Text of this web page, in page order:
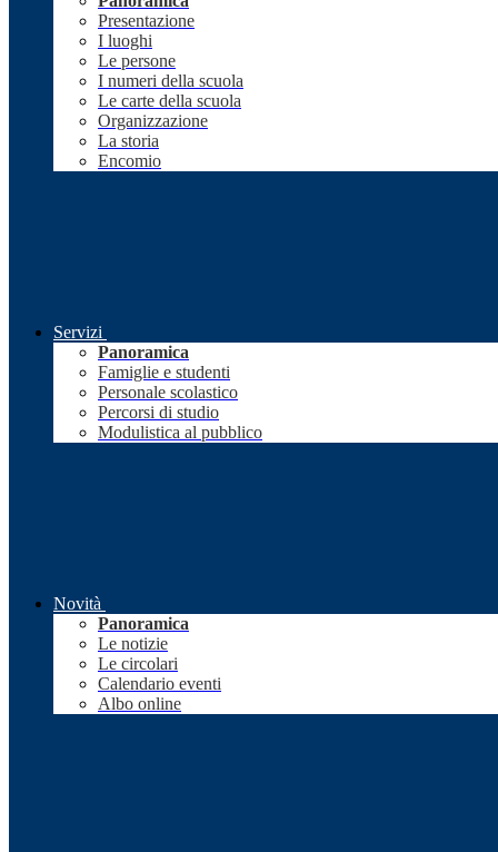
Presentazione
I luoghi
Le persone
I numeri della scuola
Le carte della scuola
Organizzazione
La storia
Encomio
Servizi
Panoramica
Famiglie e studenti
Personale scolastico
Percorsi di studio
Modulistica al pubblico
Novità
Panoramica
Le notizie
Le circolari
Calendario eventi
Albo online